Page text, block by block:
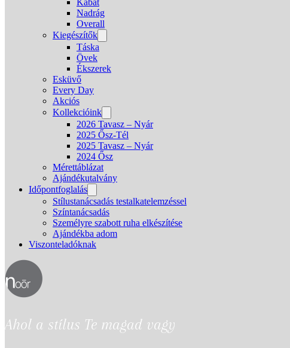
Kabát
Nadrág
Overall
Kiegészítők
Táska
Övek
Ékszerek
Esküvő
Every Day
Akciós
Kollekcióink
2026 Tavasz – Nyár
2025 Ősz-Tél
2025 Tavasz – Nyár
2024 Ősz
Mérettáblázat
Ajándékutalvány
Időpontfoglalás
Stílustanácsadás testalkatelemzéssel
Színtanácsadás
Személyre szabott ruha elkészítése
Ajándékba adom
Viszonteladóknak
Ahol a stílus Te magad vagy